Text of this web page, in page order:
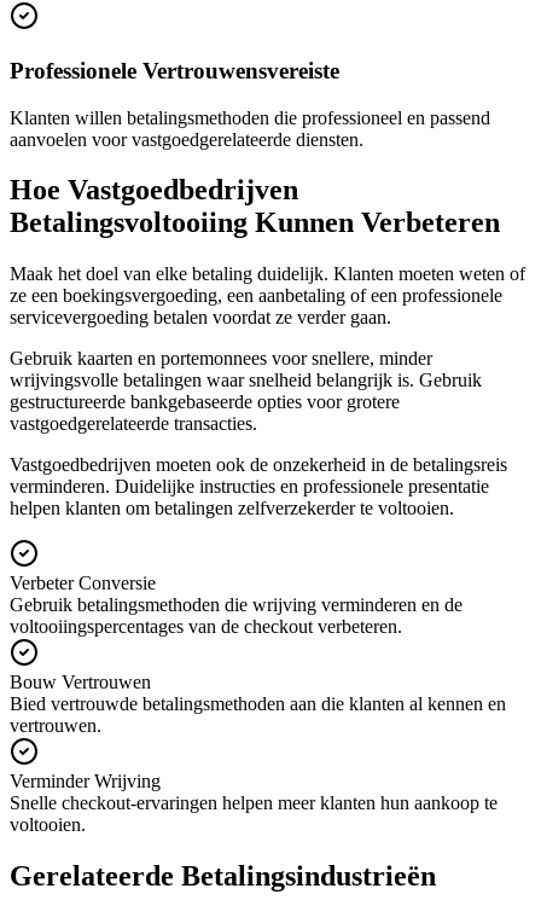
Professionele Vertrouwensvereiste
Klanten willen betalingsmethoden die professioneel en passend
aanvoelen voor vastgoedgerelateerde diensten.
Hoe Vastgoedbedrijven
Betalingsvoltooiing Kunnen Verbeteren
Maak het doel van elke betaling duidelijk. Klanten moeten weten of
ze een boekingsvergoeding, een aanbetaling of een professionele
servicevergoeding betalen voordat ze verder gaan.
Gebruik kaarten en portemonnees voor snellere, minder
wrijvingsvolle betalingen waar snelheid belangrijk is. Gebruik
gestructureerde bankgebaseerde opties voor grotere
vastgoedgerelateerde transacties.
Vastgoedbedrijven moeten ook de onzekerheid in de betalingsreis
verminderen. Duidelijke instructies en professionele presentatie
helpen klanten om betalingen zelfverzekerder te voltooien.
Verbeter Conversie
Gebruik betalingsmethoden die wrijving verminderen en de
voltooiingspercentages van de checkout verbeteren.
Bouw Vertrouwen
Bied vertrouwde betalingsmethoden aan die klanten al kennen en
vertrouwen.
Verminder Wrijving
Snelle checkout-ervaringen helpen meer klanten hun aankoop te
voltooien.
Gerelateerde Betalingsindustrieën